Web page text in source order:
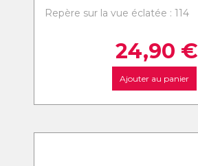
Repère sur la vue éclatée : 114
24,90 €
Ajouter au panier